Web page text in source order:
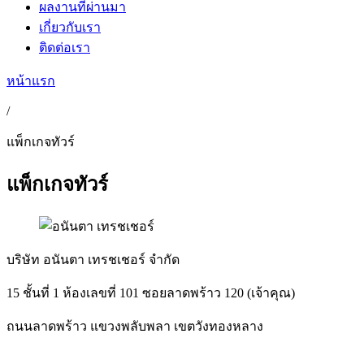
ผลงานที่ผ่านมา
เกี่ยวกับเรา
ติดต่อเรา
หน้าแรก
/
แพ็กเกจทัวร์
แพ็กเกจทัวร์
บริษัท อนันตา เทรชเชอร์ จำกัด
15 ชั้นที่ 1 ห้องเลขที่ 101 ซอยลาดพร้าว 120 (เจ้าคุณ)
ถนนลาดพร้าว แขวงพลับพลา เขตวังทองหลาง